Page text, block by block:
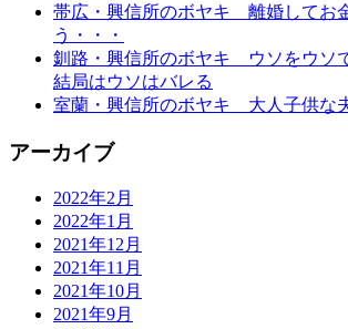
帯広・興信所のボヤキ 離婚してお
う・・・
釧路・興信所のボヤキ ウソをウソ
結局はウソはバレる
室蘭・興信所のボヤキ 大人子供な
アーカイブ
2022年2月
2022年1月
2021年12月
2021年11月
2021年10月
2021年9月